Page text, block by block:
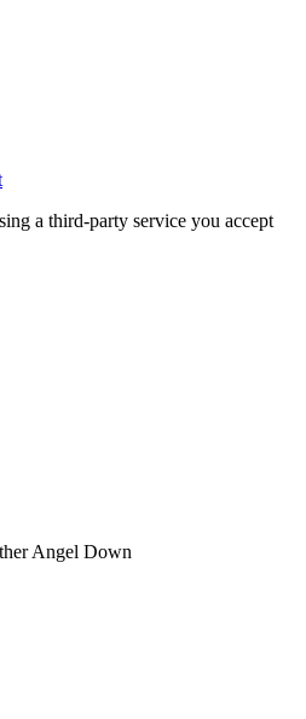
a third-party service you accept
Angel Down